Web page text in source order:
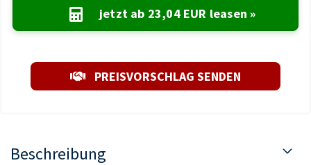
jetzt ab 23,04 EUR leasen »
PREISVORSCHLAG SENDEN
Beschreibung